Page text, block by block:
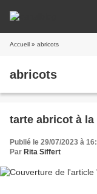
Accueil » abricots
abricots
tarte abricot à
Publié le 29/07/2023 à
Par Rita Siffert